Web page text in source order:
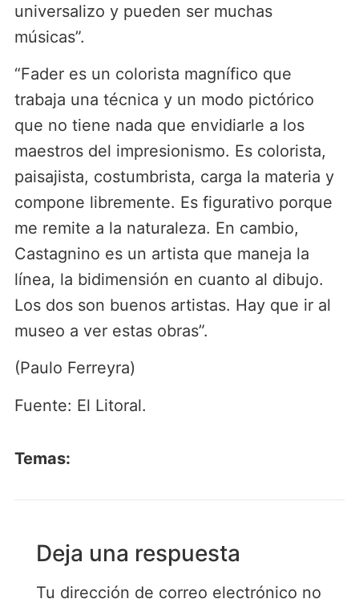
universalizo y pueden ser muchas
músicas”.
“Fader es un colorista magnífico que
trabaja una técnica y un modo pictórico
que no tiene nada que envidiarle a los
maestros del impresionismo. Es colorista,
paisajista, costumbrista, carga la materia y
compone libremente. Es figurativo porque
me remite a la naturaleza. En cambio,
Castagnino es un artista que maneja la
línea, la bidimensión en cuanto al dibujo.
Los dos son buenos artistas. Hay que ir al
museo a ver estas obras”.
(Paulo Ferreyra)
Fuente: El Litoral.
Temas:
Deja una respuesta
Tu dirección de correo electrónico no